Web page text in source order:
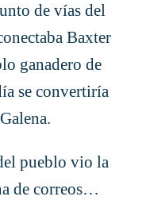
de vías del
Baxter
ganadero de
se convertiría
pueblo vio la
de correos…